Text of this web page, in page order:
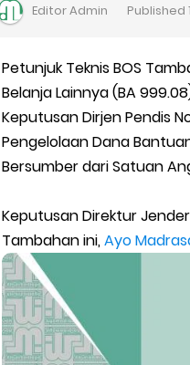
Pelatihan MOOC Pintar
Edaran Penyaluran BOP
Yang Dilakukan Proktor
Cara Aktivasi PTK di EMIS
KMA No. 737 Tahun
Cara Input Jadwal
EditorAdmin Published
Petunjuk Teknis BOS
Belanja Lainnya (BA
Keputusan Dirjen Pendis
Pengelolaan Dana
Bersumber dari Satuan
Keputusan Direktur
Tambahan ini,Ayo